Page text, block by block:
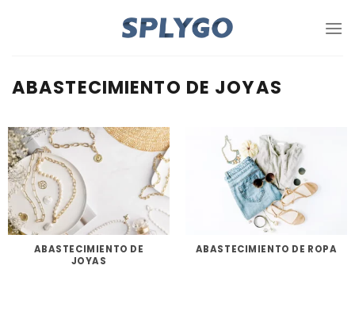
ABASTECIMIENTO DE JOYAS
ABASTECIMIENTO DE
JOYAS
ABASTECIMIENTO DE ROPA